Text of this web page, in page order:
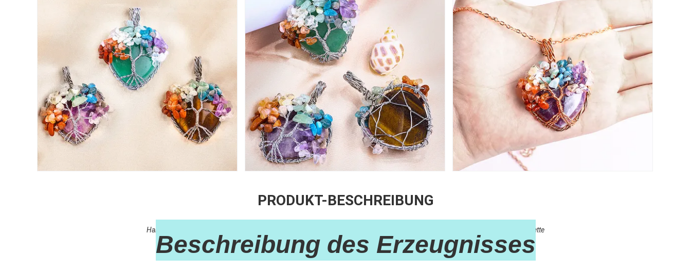
PRODUKT-BESCHREIBUNG
Handgefertigt Heilstein Kristallstein Halskette Herz Grün Aventurin Edelstein Spirituelles Chakra Meditation Lebensbaum Halskette
Beschreibung des Erzeugnisses